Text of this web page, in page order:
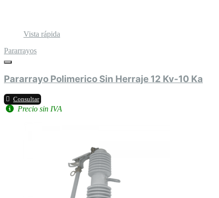
Vista rápida
Pararrayos
Pararrayo Polimerico Sin Herraje 12 Kv-10 Ka
Consultar
Precio sin IVA